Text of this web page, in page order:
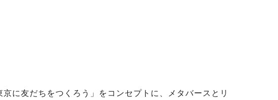
に友だちをつくろう」をコンセプトに、メタバースとリ